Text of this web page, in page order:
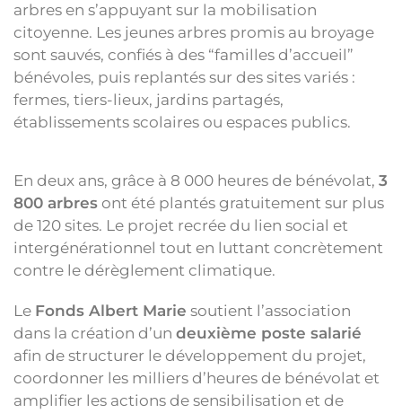
arbres en s’appuyant sur la mobilisation
citoyenne. Les jeunes arbres promis au broyage
sont sauvés, confiés à des “familles d’accueil”
bénévoles, puis replantés sur des sites variés :
fermes, tiers-lieux, jardins partagés,
établissements scolaires ou espaces publics.
En deux ans, grâce à 8 000 heures de bénévolat, 3
800 arbres ont été plantés gratuitement sur plus
de 120 sites. Le projet recrée du lien social et
intergénérationnel tout en luttant concrètement
contre le dérèglement climatique.
Le Fonds Albert Marie soutient l’association
dans la création d’un deuxième poste salarié
afin de structurer le développement du projet,
coordonner les milliers d’heures de bénévolat et
amplifier les actions de sensibilisation et de